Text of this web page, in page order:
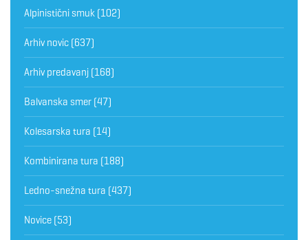
Alpinistični smuk (102)
Arhiv novic (637)
Arhiv predavanj (168)
Balvanska smer (47)
Kolesarska tura (14)
Kombinirana tura (188)
Ledno-snežna tura (437)
Novice (53)